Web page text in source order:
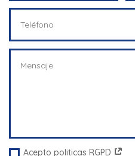
Acepto politicas RGPD